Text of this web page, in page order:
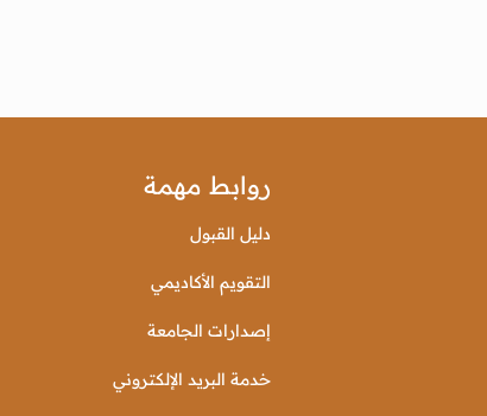
روابط مهمة
دليل القبول
التقويم الأكاديمي
إصدارات الجامعة
خدمة البريد الإلكتروني